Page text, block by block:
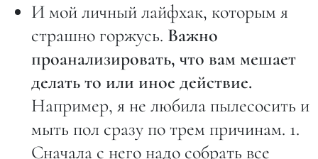
И мой личный лайфхак, которым я
страшно горжусь. Важно
проанализировать, что вам мешает
делать то или иное действие.
Например, я не любила пылесосить и
мыть пол сразу по трем причинам. 1.
Сначала с него надо собрать все